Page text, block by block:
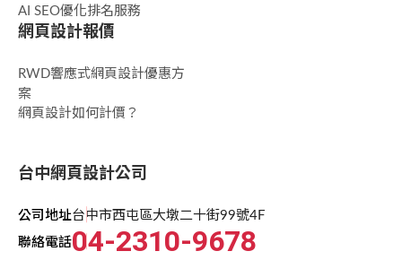
AI SEO優化排名服務
網頁設計報價
RWD響應式網頁設計優惠方
案
網頁設計如何計價？
台中網頁設計公司
公司地址台中市西屯區大墩二十街99號4F
聯絡電話04-2310-9678